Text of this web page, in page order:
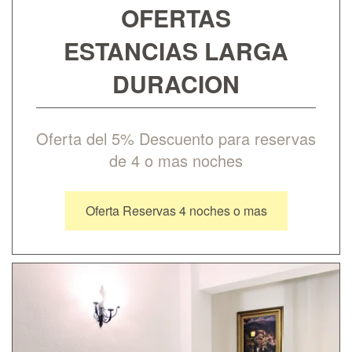
OFERTAS
ESTANCIAS LARGA
DURACION
Oferta del 5% Descuento para reservas
de 4 o mas noches
Oferta Reservas 4 noches o mas